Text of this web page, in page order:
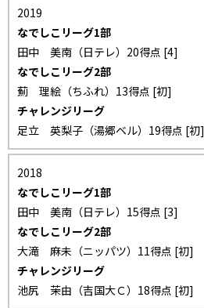
2019
なでしこリーグ1部
田中 美南（日テレ）20得点 [4]
なでしこリーグ2部
薊 理絵（ちふれ）13得点 [初]
チャレンジリーグ
足立 英梨子（湯郷ベル）19得点 [初]
2018
なでしこリーグ1部
田中 美南（日テレ）15得点 [3]
なでしこリーグ2部
大滝 麻未（ニッパツ）11得点 [初]
チャレンジリーグ
池尻 茉由（吉国大Ｃ）18得点 [初]